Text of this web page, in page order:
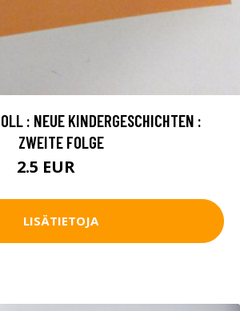
: NEUE KINDERGESCHICHTEN :
ZWEITE FOLGE
2.5 EUR
LISÄTIETOJA